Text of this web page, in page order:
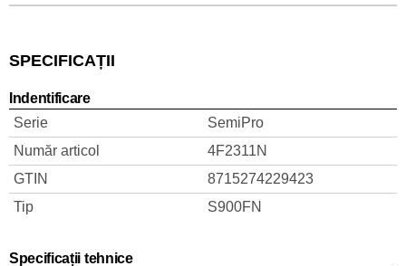
SPECIFICAȚII
Indentificare
Serie
SemiPro
Număr articol
4F2311N
GTIN
8715274229423
Tip
S900FN
Specificații tehnice